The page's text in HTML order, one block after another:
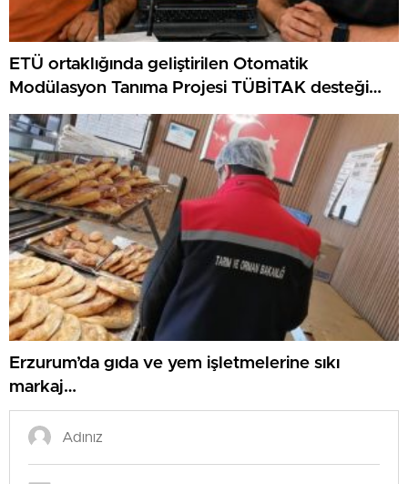
ETÜ ortaklığında geliştirilen Otomatik
Modülasyon Tanıma Projesi TÜBİTAK desteği
aldı..
Erzurum’da gıda ve yem işletmelerine sıkı
markaj…